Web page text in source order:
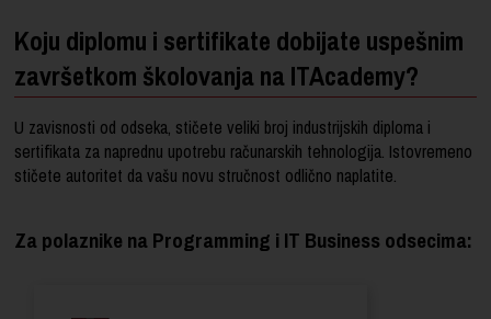
Koju diplomu i sertifikate dobijate uspešnim
završetkom školovanja na ITAcademy?
U zavisnosti od odseka, stičete veliki broj industrijskih diploma i
sertifikata za naprednu upotrebu računarskih tehnologija. Istovremeno
stičete autoritet da vašu novu stručnost odlično naplatite.
Za polaznike na Programming i IT Business odsecima: